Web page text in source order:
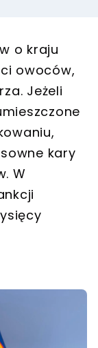
o kraju
owoców,
Jeżeli
kary
W